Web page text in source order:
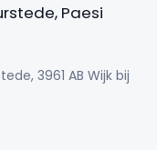
Paesi
3961 AB Wijk bij